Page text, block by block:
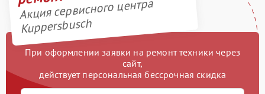
Акция сервисного центра
Kuppersbusch
При оформлении заявки на ремонт техники через
сайт,
действует персональная бессрочная скидка